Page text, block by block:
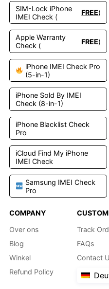
SIM-Lock iPhone
IMEI Check (
FREE)
Apple Warranty
Check (
FREE)
iPhone IMEI Check Pro
(5-in-1)
iPhone Sold By IMEI
Check (8-in-1)
iPhone Blacklist Check
Pro
iCloud Find My iPhone
IMEI Check
Samsung IMEI Check
Pro
COMPANY
Over ons
Blog
Winkel
Refund Policy
Track
FAQs
Contact